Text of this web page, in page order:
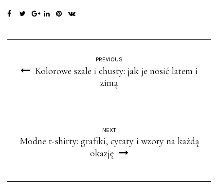
PREVIOUS
Kolorowe szale i chusty: jak je nosić latem i
zimą
NEXT
Modne t-shirty: grafiki, cytaty i wzory na każdą
okazję